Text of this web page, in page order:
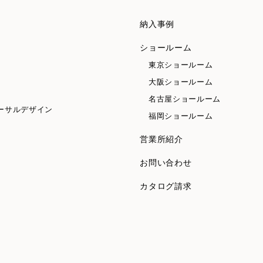
サルデザイン
納入事例
ショールーム
東京ショールーム
大阪ショールーム
名古屋ショールーム
福岡ショールーム
営業所紹介
お問い合わせ
カタログ請求